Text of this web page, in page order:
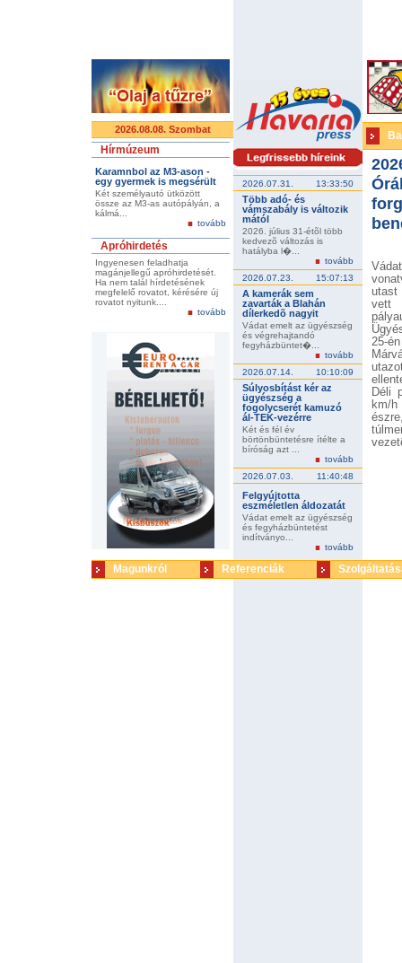
2026.08.08. Szombat
Hírmúzeum
Karamnbol az M3-ason -
egy gyermek is megsérült
Két személyautó ütközött
össze az M3-as autópályán, a
kálmá...
tovább
Apróhirdetés
Ingyenesen feladhatja
magánjellegű apróhirdetését.
Ha nem talál hírdetésének
megfelelő rovatot, kérésére új
rovatot nyitunk....
tovább
2026.07.31. 13:33:50
Több adó- és
vámszabály is változik
mától
2026. július 31-étõl több
kedvezõ változás is
hatályba l�...
tovább
2026.07.23.
15:07:13
A kamerák sem
zavarták a Blahán
dílerkedõ nagyit
Vádat emelt az ügyészség
és végrehajtandó
fegyházbüntet�...
tovább
2026.07.14.
10:10:09
Súlyosbítást kér az
ügyészség a
fogolycserét kamuzó
ál-TEK-vezérre
Két és fél év
börtönbüntetésre ítélte a
bíróság azt ...
tovább
2026.07.03.
11:40:48
Felgyújtotta
eszméletlen áldozatát
Vádat emelt az ügyészség
és fegyházbüntetést
indítványo...
tovább
utast
vett
25-
Déli
km/h
Magunkról Referenciák